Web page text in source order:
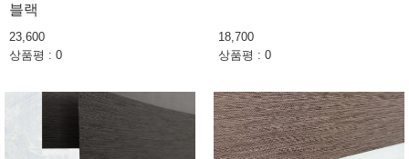
블랙
23,600
상품평 : 0
18,700
상품평 : 0